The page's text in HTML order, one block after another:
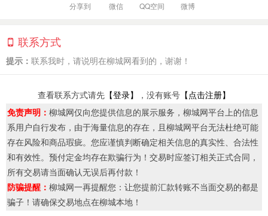
分享到 微信 QQ空间 微博
联系方式
提示： 联系我时，请说明在柳城网看到的，谢谢！
查看联系方式请先 【登录】 ，没有账号 【点击注册】
免责声明： 柳城网仅向您提供信息的展示服务，柳城网平台上的信息
系用户自行发布，由于海量信息的存在，且柳城网平台无法杜绝可能
存在风险和商品瑕疵。您应谨慎判断确定相关信息的真实性、合法性
和有效性。预付定金均存在欺骗行为！交易时应签订相关正式合同，
所有交易请当面确认无误后再付款！
防骗提醒： 柳城网一再提醒您：让您提前汇款转账不当面交易的都是
骗子！请确保交易地点在柳城本地！